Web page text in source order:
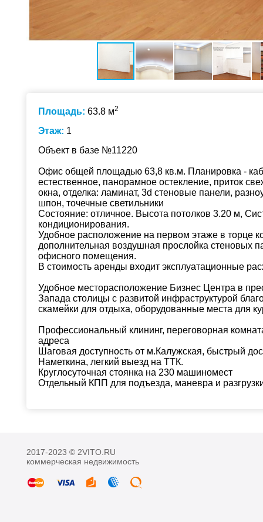
Площадь: 63.8 м2
Этаж: 1
Объект в базе №11220
Офис общей площадью 63,8 кв.м. Планировка -
естественное, панорамное остекление, приток
окна, отделка: ламинат, 3d стеновые панели,
шпон, точечные светильники
Состояние: отличное. Высота потолков 3.20 м,
кондиционирования.
Удобное расположение на первом этаже в торце
дополнительная воздушная прослойка стеновых
офисного помещения.
В стоимость аренды входит эксплуатационные
Удобное месторасположение Бизнес Центра в
Запада столицы с развитой инфраструктурой
скамейки для отдыха, оборудованные места для
Профессиональный клининг, переговорная
адреса
Шаговая доступность от м.Калужская, быстрый
Наметкина, легкий выезд на ТТК.
Круглосуточная стоянка на 230 машиномест
Отдельный КПП для подъезда, маневра и
2017-2023 © 2VITO.RU
коммерческая недвижимость